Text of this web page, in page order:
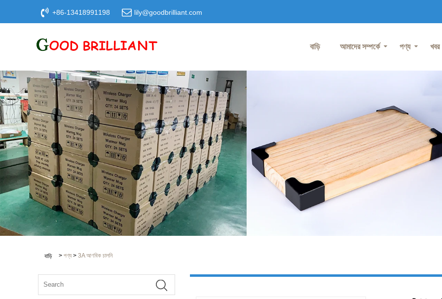
+86-13418991198 lily@goodbrilliant.com
বাড়ি আমাদের সম্পর্কে পণ্য খবর
বাড়ি > পণ্য > 3A আণবিক চালনি